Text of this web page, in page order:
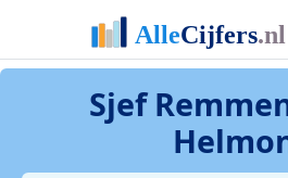
Sjef